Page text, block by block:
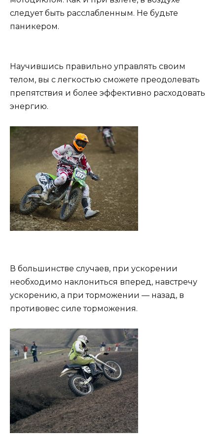
следует быть расслабленным. Не будьте
паникером.
Научившись правильно управлять своим
телом, вы с легкостью сможете преодолевать
препятствия и более эффективно расходовать
энергию.
В большинстве случаев, при ускорении
необходимо наклониться вперед, навстречу
ускорению, а при торможении — назад, в
противовес силе торможения.